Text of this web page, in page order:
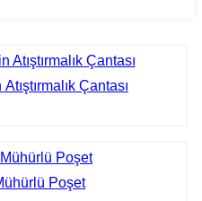
Çantası
Poşet